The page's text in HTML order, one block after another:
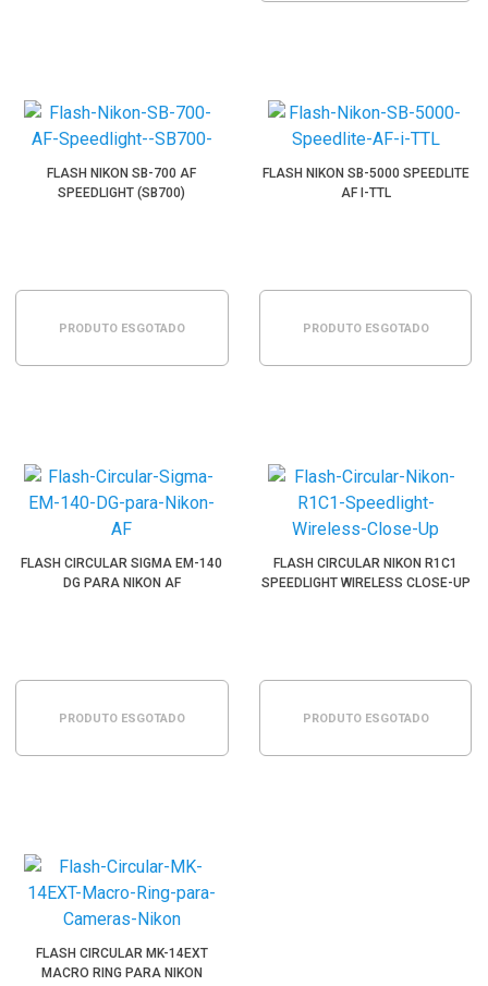
FLASH NIKON SB-700 AF
SPEEDLIGHT (SB700)
PRODUTO ESGOTADO
FLASH NIKON SB-5000 SPEEDLITE
AF I-TTL
PRODUTO ESGOTADO
FLASH CIRCULAR SIGMA EM-140
DG PARA NIKON AF
PRODUTO ESGOTADO
FLASH CIRCULAR NIKON R1C1
SPEEDLIGHT WIRELESS CLOSE-UP
PRODUTO ESGOTADO
FLASH CIRCULAR MK-14EXT
MACRO RING PARA NIKON